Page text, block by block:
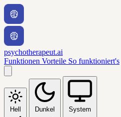
psychotherapeut.ai
Funktionen Vorteile So funktioniert's
Hell Dunkel System